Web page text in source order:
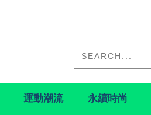
運動潮流 永續時尚